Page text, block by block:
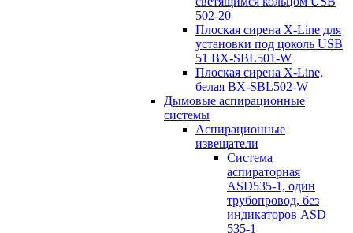
502-20
Плоская сирена X-Line для
установки под цоколь USB
51 BX-SBL501-W
Плоская сирена X-Line,
белая BX-SBL502-W
Дымовые аспирационные
системы
Аспирационные
извещатели
Система
аспираторная
ASD535-1, один
трубопровод, без
индикаторов ASD
535-1